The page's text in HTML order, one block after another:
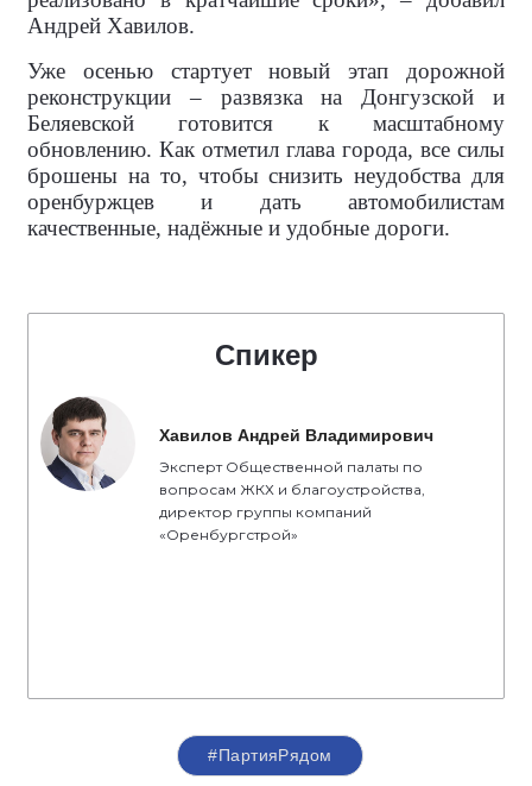
Андрей Хавилов.
Уже осенью стартует новый этап дорожной
реконструкции – развязка на Донгузской и
Беляевской готовится к масштабному
обновлению. Как отметил глава города, все силы
брошены на то, чтобы снизить неудобства для
оренбуржцев и дать автомобилистам
качественные, надёжные и удобные дороги.
Спикер
Хавилов Андрей Владимирович
Эксперт Общественной палаты по
вопросам ЖКХ и благоустройства,
директор группы компаний
«Оренбургстрой»
#ПартияРядом